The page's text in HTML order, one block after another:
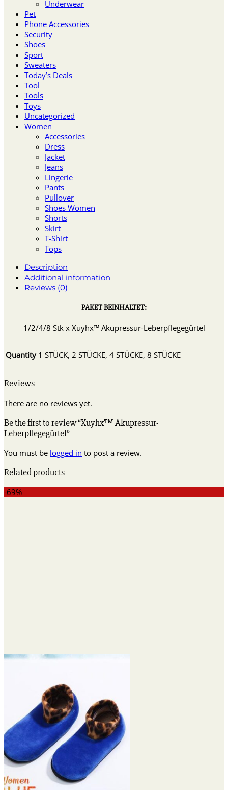
Underwear
Pet
Phone Accessories
Security
Shoes
Sport
Sweaters
Today’s Deals
Tool
Tools
Toys
Uncategorized
Women
Accessories
Dress
Jacket
Jeans
Lingerie
Pants
Pullover
Shoes Women
Shorts
Skirt
T-Shirt
Tops
Description
Additional information
Reviews (0)
PAKET BEINHALTET:
1/2/4/8 Stk x Xuyhx™ Akupressur-Leberpflegegürtel
Quantity 1 STÜCK, 2 STÜCKE, 4 STÜCKE, 8 STÜCKE
Reviews
There are no reviews yet.
Be the first to review “Xuyhx™ Akupressur-
Leberpflegegürtel”
You must be logged in to post a review.
Related products
-69%